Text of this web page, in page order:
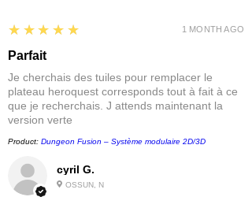
cyril G.
OSSUN, N
5
★★★★★
Parfait
Je cherchais des tuiles pour remplacer le
plateau heroquest corresponds tout à fait à ce
que je recherchais. J attends maintenant la
version verte
Product: Dungeon Fusion – Système modulaire 2D/3D
1 MONTH AGO